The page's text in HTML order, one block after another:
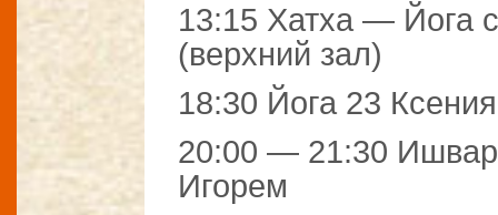
13:15 Хатха — Йога
(верхний зал)
18:30 Йога 23
20:00 — 21:30
Игорем